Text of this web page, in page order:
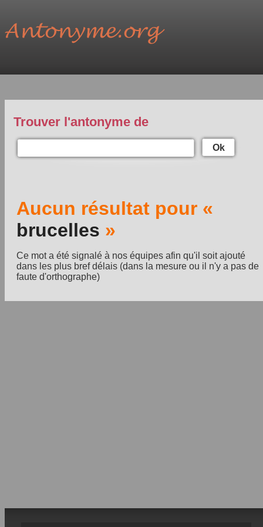
Trouver l'antonyme de
Ok
Aucun résultat pour «
brucelles »
Ce mot a été signalé à nos équipes afin qu'il soit ajouté
dans les plus bref délais (dans la mesure ou il n'y a pas de
faute d'orthographe)